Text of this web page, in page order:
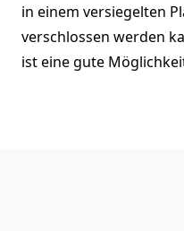
in einem versiegelten
verschlossen werden
ist eine gute